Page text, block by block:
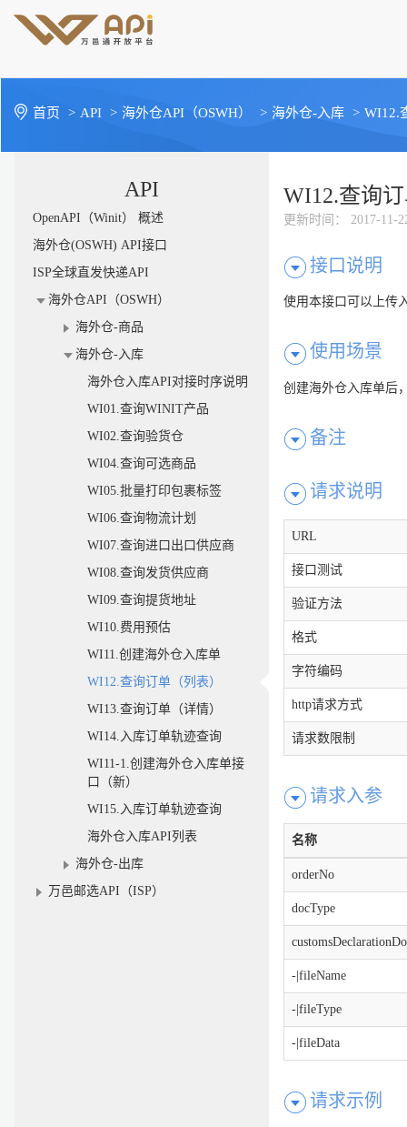
首页 > API > 海外仓API（OSWH） > 海外仓-入库 > WI12.
API
OpenAPI（Winit） 概述
海外仓(OSWH) API接口
ISP全球直发快递API
海外仓API（OSWH）
海外仓-商品
海外仓-入库
海外仓入库API对接时序说明
WI01.查询WINIT产品
WI02.查询验货仓
WI04.查询可选商品
WI05.批量打印包裹标签
WI06.查询物流计划
WI07.查询进口出口供应商
WI08.查询发货供应商
WI09.查询提货地址
WI10.费用预估
WI11.创建海外仓入库单
WI12.查询订单（列表）
WI13.查询订单（详情）
WI14.入库订单轨迹查询
WI11-1.创建海外仓入库单接
口（新）
WI15.入库订单轨迹查询
海外仓入库API列表
海外仓-出库
万邑邮选API（ISP）
WI12.查询
更新时间 ： 2017-11-
接口说明
使用本接口可以上传
使用场景
创建海外仓入库单后
备注
请求说明
URL
接口测试
验证方法
格式
字符编码
http请求方式
请求数限制
请求入参
名称
orderNo
docType
-|fileName
-|fileType
-|fileData
请求示例